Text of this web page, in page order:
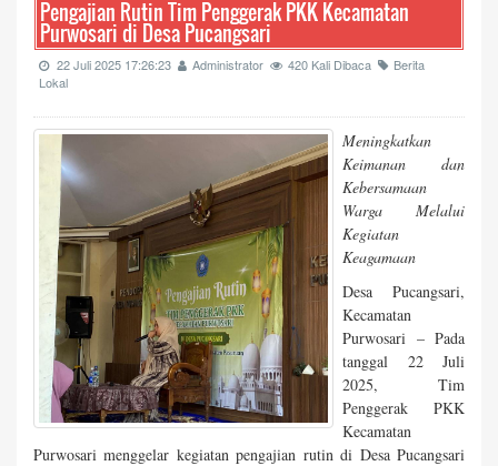
Pengajian Rutin Tim Penggerak PKK Kecamatan
Purwosari di Desa Pucangsari
22 Juli 2025 17:26:23 Administrator 420 Kali Dibaca
Berita
Lokal
Meningkatkan
Keimanan dan
Kebersamaan
Warga Melalui
Kegiatan
Keagamaan
Desa Pucangsari,
Kecamatan
Purwosari – Pada
tanggal 22 Juli
2025, Tim
Penggerak PKK
Kecamatan
Purwosari menggelar kegiatan pengajian rutin di Desa Pucangsari